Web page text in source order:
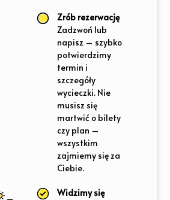
Zrób rezerwację
Zadzwoń lub
napisz – szybko
potwierdzimy
termin i
szczegóły
wycieczki. Nie
musisz się
martwić o bilety
czy plan –
wszystkim
zajmiemy się za
Ciebie.
Widzimy się